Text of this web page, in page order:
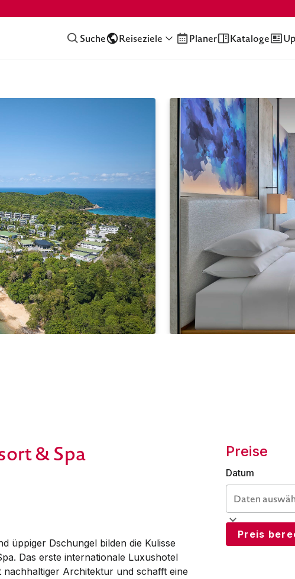
Suche Reiseziele Planer Kataloge
& Spa
üppiger Dschungel bilden die Kulisse
Das erste internationale Luxushotel
Architektur und schafft eine
Preise
Datum
Preis